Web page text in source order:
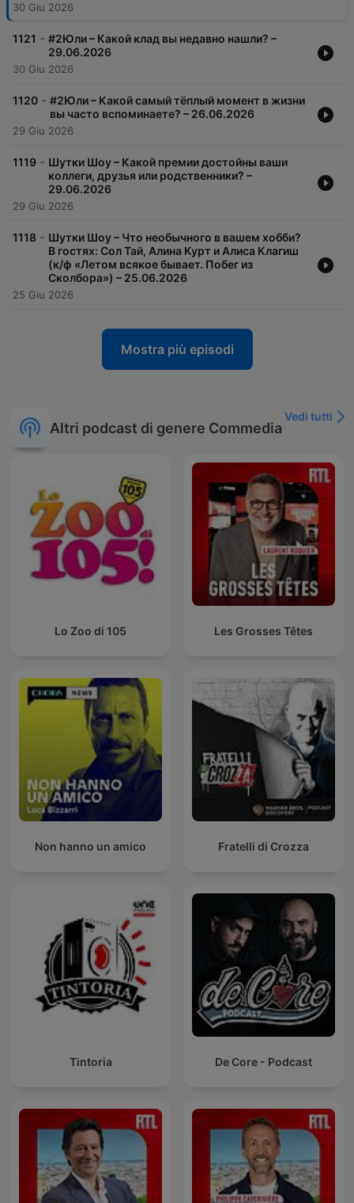
30 Giu 2026
1121 - #2Юли – Какой клад вы недавно нашли? –
29.06.2026
30 Giu 2026
1120 - #2Юли – Какой самый тёплый момент в жизни
вы часто вспоминаете? – 26.06.2026
29 Giu 2026
1119 - Шутки Шоу – Какой премии достойны ваши
коллеги, друзья или родственники? –
29.06.2026
29 Giu 2026
1118 - Шутки Шоу – Что необычного в вашем хобби?
В гостях: Сол Тай, Алина Курт и Алиса Клагиш
(к/ф «Летом всякое бывает. Побег из
Сколбора») – 25.06.2026
25 Giu 2026
Mostra più episodi
Altri podcast di genere Commedia
Vedi tutti
Lo Zoo di 105 Les Grosses Têtes
Non hanno un amico Fratelli di Crozza
Tintoria De Core - Podcast